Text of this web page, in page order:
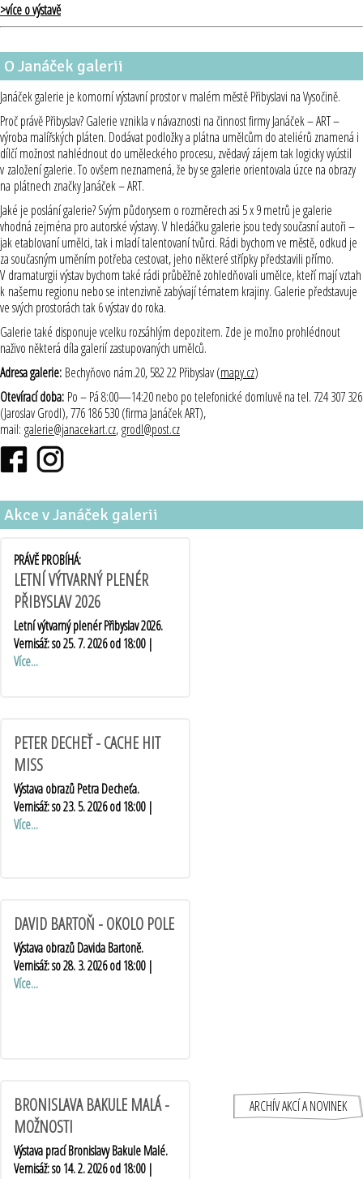
>více o výstavě
O Janáček galerii
Janáček galerie je komorní výstavní prostor v malém městě Přibyslavi na Vysočině.
Proč právě Přibyslav? Galerie vznikla v návaznosti na činnost firmy Janáček – ART –
výroba malířských pláten. Dodávat podložky a plátna umělcům do ateliérů znamená i
dílčí možnost nahlédnout do uměleckého procesu, zvědavý zájem tak logicky vyústil
v založení galerie. To ovšem neznamená, že by se galerie orientovala úzce na obrazy
na plátnech značky Janáček – ART.
Jaké je poslání galerie? Svým půdorysem o rozměrech asi 5 x 9 metrů je galerie
vhodná zejména pro autorské výstavy. V hledáčku galerie jsou tedy současní autoři –
jak etablovaní umělci, tak i mladí talentovaní tvůrci. Rádi bychom ve městě, odkud je
za současným uměním potřeba cestovat, jeho některé střípky představili přímo.
V dramaturgii výstav bychom také rádi průběžně zohledňovali umělce, kteří mají vztah
k našemu regionu nebo se intenzivně zabývají tématem krajiny. Galerie představuje
ve svých prostorách tak 6 výstav do roka.
Galerie také disponuje vcelku rozsáhlým depozitem. Zde je možno prohlédnout
naživo některá díla galerií zastupovaných umělců.
Adresa galerie: Bechyňovo nám.20, 582 22 Přibyslav (mapy.cz)
Otevírací doba: Po – Pá 8:00—14:20 nebo po telefonické domluvě na tel. 724 307 326
(Jaroslav Grodl), 776 186 530 (firma Janáček ART),
mail: galerie@janacekart.cz,grodl@post.cz
Akce v Janáček galerii
PRÁVĚ PROBÍHÁ:
LETNÍ VÝTVARNÝ PLENÉR
PŘIBYSLAV 2026
Letní výtvarný plenér Přibyslav 2026.
Vernisáž: so 25. 7. 2026 od 18:00 |
Více...
PETER DECHEŤ - CACHE HIT
MISS
Výstava obrazů Petra Decheťa.
Vernisáž: so 23. 5. 2026 od 18:00 |
Více...
DAVID BARTOŇ - OKOLO POLE
Výstava obrazů Davida Bartoně.
Vernisáž: so 28. 3. 2026 od 18:00 |
Více...
BRONISLAVA BAKULE MALÁ -
MOŽNOSTI
Výstava prací Bronislavy Bakule Malé.
Vernisáž: so 14. 2. 2026 od 18:00 |
ARCHÍV AKCÍ A NOVINEK